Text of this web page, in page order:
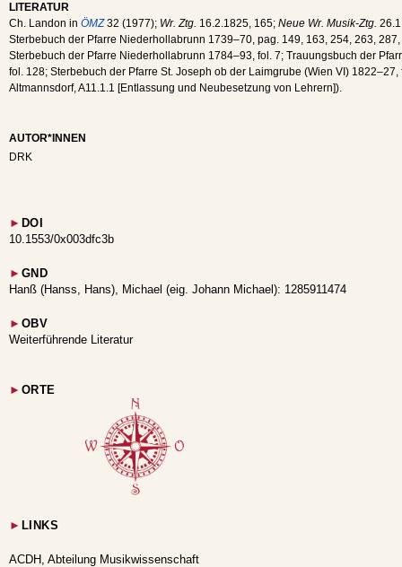
LITERATUR
Ch. Landon in ÖMZ32 (1977); Wr. Ztg. 16.2.1825, 165; Neue Wr. Musik-Ztg.
Sterbebuch der Pfarre Niederhollabrunn 1739–70, pag. 149, 163, 254, 263,
Sterbebuch der Pfarre Niederhollabrunn 1784–93, fol. 7; Trauungsbuch der
fol. 128; Sterbebuch der Pfarre St. Joseph ob der Laimgrube (Wien VI)
Altmannsdorf, A11.1.1 [Entlassung und Neubesetzung von Lehrern]).
AUTOR*INNEN
DRK
► DOI
10.1553/0x003dfc3b
► GND
Hanß (Hanss, Hans), Michael (eig. Johann Michael): 1285911474
► OBV
Weiterführende Literatur
► ORTE
► LINKS
ACDH, Abteilung Musikwissenschaft